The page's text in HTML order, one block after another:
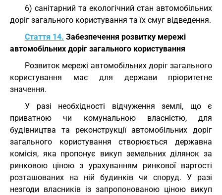
6) санітарний та екологічний стан автомобільних
доріг загального користування та їх смуг відведення.
Стаття 14. Забезпечення розвитку мережі
автомобільних доріг загального користування
Розвиток мережі автомобільних доріг загального
користування має для держави пріоритетне
значення.
У разі необхідності відчуження землі, що є
приватною чи комунальною власністю, для
будівництва та реконструкції автомобільних доріг
загального користування створюється державна
комісія, яка пропонує викуп земельних ділянок за
ринковою ціною з урахуванням ринкової вартості
розташованих на ній будинків чи споруд. У разі
незгоди власників із запропонованою ціною викуп